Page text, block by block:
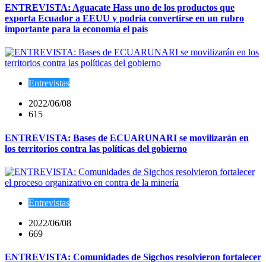
ENTREVISTA: Aguacate Hass uno de los productos que
exporta Ecuador a EEUU y podría convertirse en un rubro
importante para la economía el país
Entrevistas
2022/06/08
615
ENTREVISTA: Bases de ECUARUNARI se movilizarán en
los territorios contra las políticas del gobierno
Entrevistas
2022/06/08
669
ENTREVISTA: Comunidades de Sigchos resolvieron fortalecer